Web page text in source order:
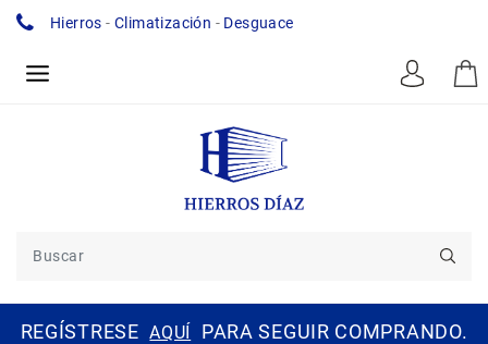
Hierros -Climatización - Desguace
REGÍSTRESE AQUÍ
PARA SEGUIR COMPRANDO.